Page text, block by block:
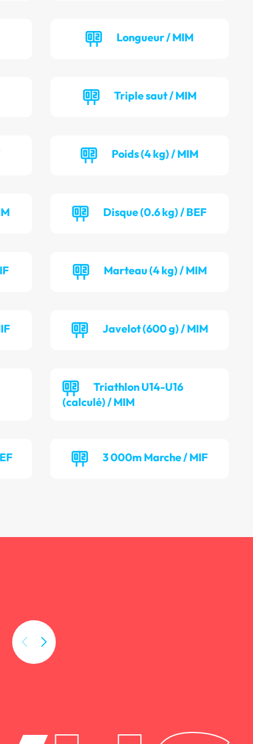
Longueur / MIM
Triple saut / MIM
Poids (4 kg) / MIM
Disque (0.6 kg) / BEF
Marteau (4 kg) / MIM
Javelot (600 g) / MIM
Triathlon U14-U16
(calculé) / MIM
3 000m Marche / MIF